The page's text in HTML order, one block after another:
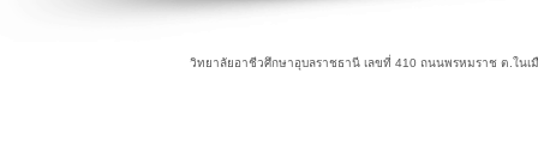
วิทยาลัยอาชีวศึกษาอุบลราชธานี เลขที่ 410 ถนนพรหมราช ต.ในเ